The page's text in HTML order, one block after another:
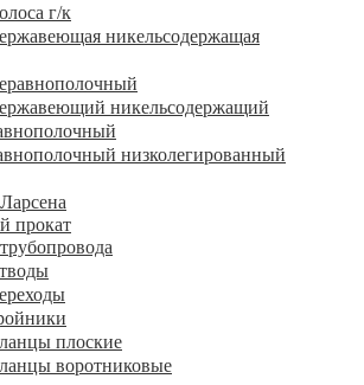
г/к
никельсодержащая
никельсодержащий
низколегированный
прокат
плоские
воротниковые